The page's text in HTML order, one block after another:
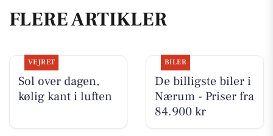
FLERE ARTIKLER
VEJRET
Sol over dagen,
kølig kant i luften
BILER
De billigste biler i
Nærum - Priser fra
84.900 kr